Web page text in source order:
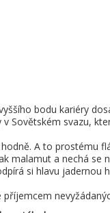
bodu kariéry
Sovětském svazu,
A to prostému
malamut a nechá se
si hlavu jadernou